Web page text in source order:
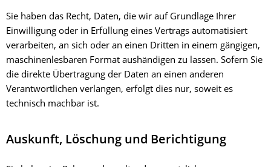
Sie haben das Recht, Daten, die wir auf Grundlage Ihrer
Einwilligung oder in Erfüllung eines Vertrags automatisiert
verarbeiten, an sich oder an einen Dritten in einem gängigen,
maschinenlesbaren Format aushändigen zu lassen. Sofern Sie
die direkte Übertragung der Daten an einen anderen
Verantwortlichen verlangen, erfolgt dies nur, soweit es
technisch machbar ist.
Auskunft, Löschung und Berichtigung